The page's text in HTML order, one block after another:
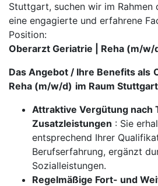
Stuttgart, suchen wir im Rahmen
eine engagierte und erfahrene
Position:
Oberarzt Geriatrie | Reha (m/w/
Das Angebot / Ihre Benefits als
Reha (m/w/d) im Raum Stuttgart
Attraktive Vergütung nach
Zusatzleistungen : Sie
entsprechend Ihrer
Berufserfahrung, ergänzt
Sozialleistungen.
Regelmäßige Fort- und